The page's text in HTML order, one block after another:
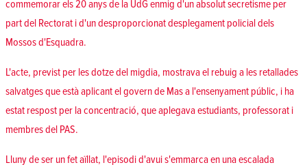
commemorar els 20 anys de la UdG enmig d'un absolut secretisme per
part del Rectorat i d'un desproporcionat desplegament policial dels
Mossos d'Esquadra.
L'acte, previst per les dotze del migdia, mostrava el rebuig a les retallades
salvatges que està aplicant el govern de Mas a l'ensenyament públic, i ha
estat respost per la concentració, que aplegava estudiants, professorat i
membres del PAS.
Lluny de ser un fet aïllat, l'episodi d'avui s'emmarca en una escalada